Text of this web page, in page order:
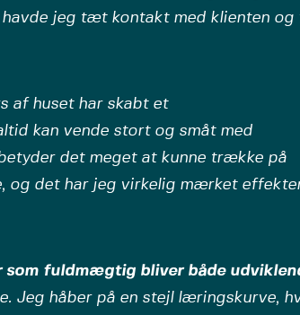
jeg tæt kontakt med klienten og
af huset har skabt et
kan vende stort og småt med
det meget at kunne trække på
og det har jeg virkelig mærket
fuldmægtig bliver både
Jeg håber på en stejl læringskurve,